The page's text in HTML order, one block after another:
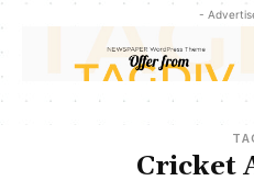
-
Cricket